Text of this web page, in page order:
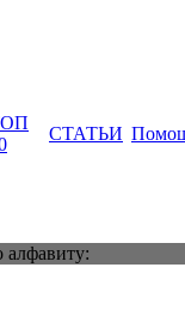
СТАТЬИ
алфавиту: